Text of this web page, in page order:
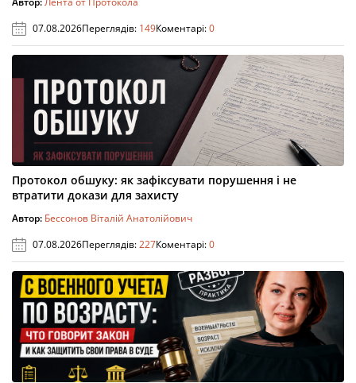
07.08.2026Переглядів: 149Коментарі:0
Протокол обшуку: як зафіксувати порушення і не
втратити докази для захисту
Автор: Бессонов Віталій Анатолійович
07.08.2026Переглядів:227Коментарі:0